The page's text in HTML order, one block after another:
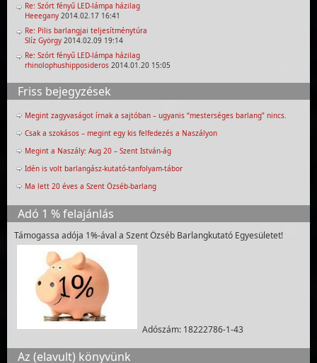
Re: Szórt fényű LED-lámpa házilag
Heeegany 2014.02.17 16:41
Re: Pilis barlangjai teljesítménytúra
Slíz György 2014.02.09 19:14
Re: Szórt fényű LED-lámpa házilag
rhinolophushipposideros 2014.01.20 15:05
Friss bejegyzések
Megint zagyvaságot írnak a sajtóban – ugyanis “mesterséges barlang” nincs.
Csak a szokásos – megint egy kis felfedezés a Naszályon
Megint a Naszály: Aug 20 – Szent István-ág
Idén is volt barlangász-kutató-tanfolyam-tábor
Ma lett 20 éves a Szent Özséb-barlang
Adó 1 % felajánlás
Támogassa adója 1%-ával a Szent Özséb Barlangkutató Egyesületet!
Adószám: 18222786-1-43
Az (elavult) könyvünk